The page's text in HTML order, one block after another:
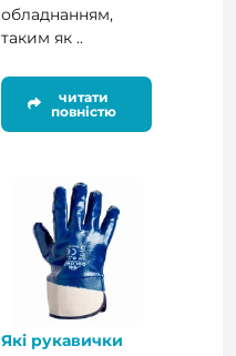
обладнанням,
таким як ..
читати
повністю
Які рукавички